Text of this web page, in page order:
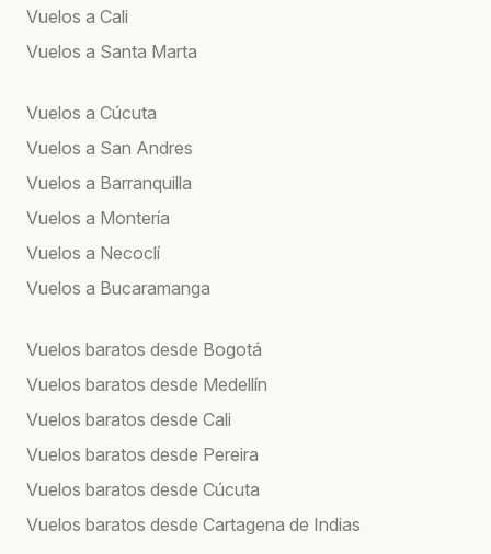
Vuelos a Cali
Vuelos a Santa Marta
Vuelos a Cúcuta
Vuelos a San Andres
Vuelos a Barranquilla
Vuelos a Montería
Vuelos a Necoclí
Vuelos a Bucaramanga
Vuelos baratos desde Bogotá
Vuelos baratos desde Medellín
Vuelos baratos desde Cali
Vuelos baratos desde Pereira
Vuelos baratos desde Cúcuta
Vuelos baratos desde Cartagena de Indias